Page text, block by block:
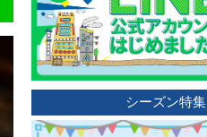
シーズン特集